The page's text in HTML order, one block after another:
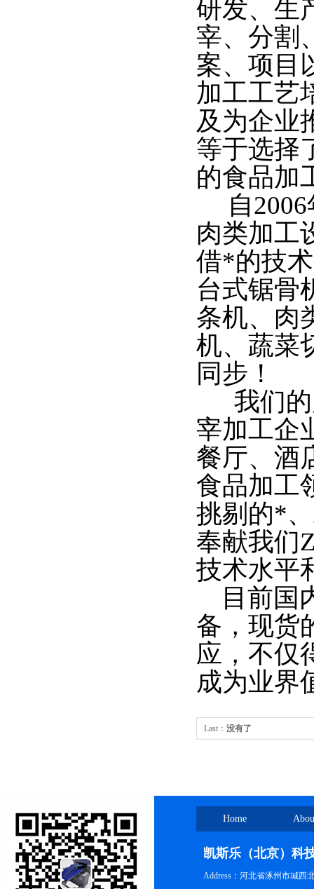
研发、生
宰、分割
案、项目
加工工艺
及为企业
等于选择
的食品加
自2006
肉类加工
借*的技
台式锯骨
条机、肉
机、蔬菜
同步！
我们的
宰加工企
餐厅、酒
食品加工
挑剔的*
奉献我们
技术水平
目前国
备，现货
应，不仅
成为业界
Last： 没有了
Home
凯斯乐（北京）科
Address：河北省涿州市城西